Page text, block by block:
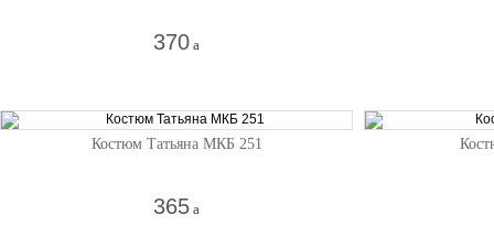
370 a
Костюм Татьяна МКБ 251
365 a